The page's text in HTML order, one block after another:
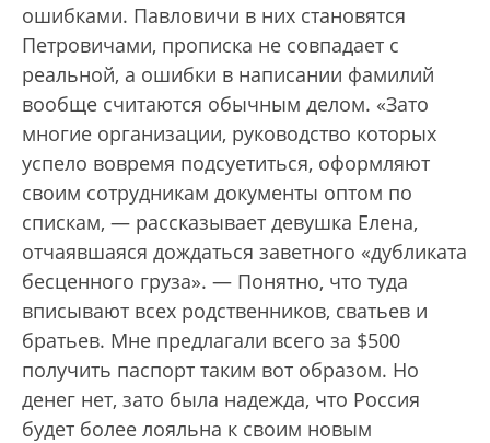
ошибками. Павловичи в них становятся
Петровичами, прописка не совпадает с
реальной, а ошибки в написании фамилий
вообще считаются обычным делом. «Зато
многие организации, руководство которых
успело вовремя подсуетиться, оформляют
своим сотрудникам документы оптом по
спискам, — рассказывает девушка Елена,
отчаявшаяся дождаться заветного «дубликата
бесценного груза». — Понятно, что туда
вписывают всех родственников, сватьев и
братьев. Мне предлагали всего за $500
получить паспорт таким вот образом. Но
денег нет, зато была надежда, что Россия
будет более лояльна к своим новым